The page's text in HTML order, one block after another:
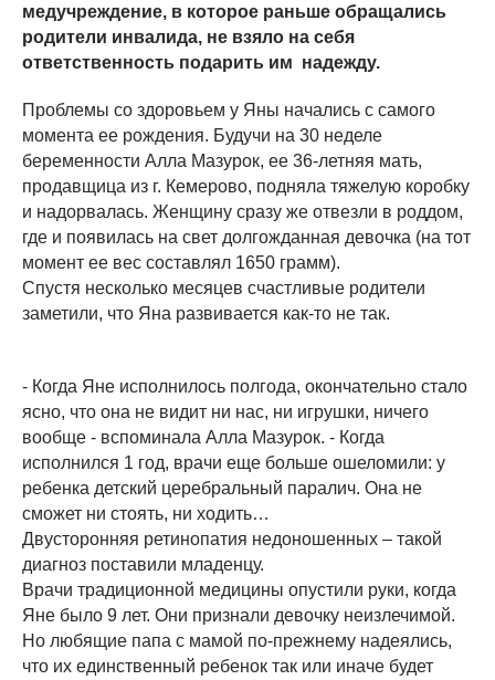
медучреждение, в которое раньше обращались
родители инвалида, не взяло на себя
ответственность подарить им надежду.
Проблемы со здоровьем у Яны начались с самого
момента ее рождения. Будучи на 30 неделе
беременности Алла Мазурок, ее 36-летняя мать,
продавщица из г. Кемерово, подняла тяжелую коробку
и надорвалась. Женщину сразу же отвезли в роддом,
где и появилась на свет долгожданная девочка (на тот
момент ее вес составлял 1650 грамм).
Спустя несколько месяцев счастливые родители
заметили, что Яна развивается как-то не так.
- Когда Яне исполнилось полгода, окончательно стало
ясно, что она не видит ни нас, ни игрушки, ничего
вообще - вспоминала Алла Мазурок. - Когда
исполнился 1 год, врачи еще больше ошеломили: у
ребенка детский церебральный паралич. Она не
сможет ни стоять, ни ходить…
Двусторонняя ретинопатия недоношенных – такой
диагноз поставили младенцу.
Врачи традиционной медицины опустили руки, когда
Яне было 9 лет. Они признали девочку неизлечимой.
Но любящие папа с мамой по-прежнему надеялись,
что их единственный ребенок так или иначе будет